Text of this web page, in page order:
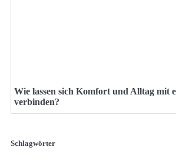
Wie lassen sich Komfort und Alltag mit
verbinden?
Schlagwörter